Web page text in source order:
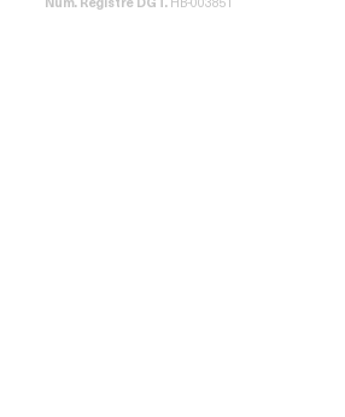
Núm. Registre DGT.